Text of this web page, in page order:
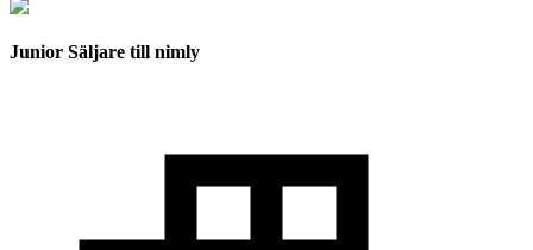
Junior Säljare till nimly